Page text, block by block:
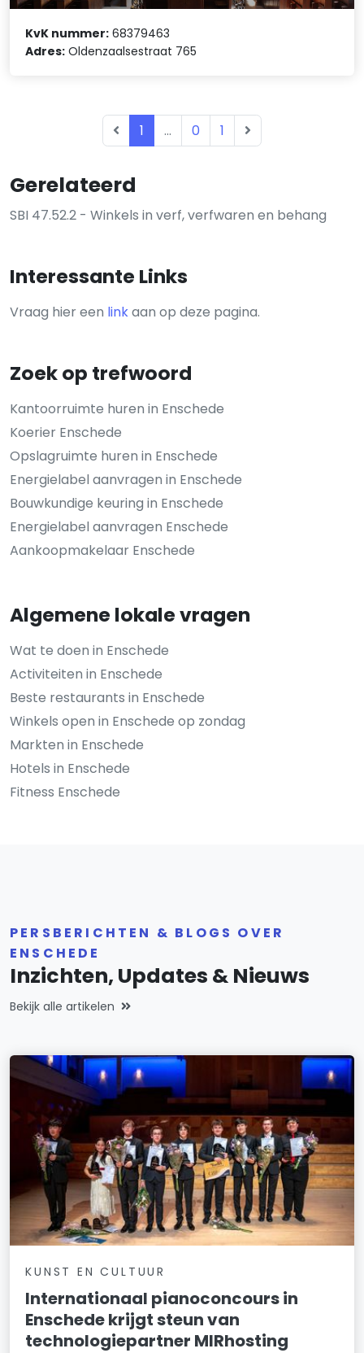
Gerelateerd
SBI 47.52.2 - Winkels in verf, verfwaren en behang
Interessante Links
Vraag hier een linkaan op deze pagina.
Zoek op trefwoord
Kantoorruimte huren in Enschede
Koerier Enschede
Opslagruimte huren in Enschede
Energielabel aanvragen in Enschede
Bouwkundige keuring in Enschede
Energielabel aanvragen Enschede
Aankoopmakelaar Enschede
Algemene lokale vragen
Wat te doen in Enschede
Activiteiten in Enschede
Beste restaurants in Enschede
Winkels open in Enschede op zondag
Markten in Enschede
Hotels in Enschede
Fitness Enschede
KvK nummer: 68379463
Adres: Oldenzaalsestraat 765
1 ... 0 1
PERSBERICHTEN & BLOGS OVER
ENSCHEDE
Inzichten, Updates & Nieuws
Bekijk alle artikelen
KUNST EN CULTUUR
Internationaal pianoconcours in
Enschede krijgt steun van
technologiepartner MIRhosting